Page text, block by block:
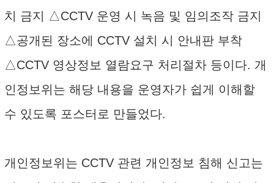
치 금지 △CCTV 운영 시 녹음 및 임의조작 금지
△공개된 장소에 CCTV 설치 시 안내판 부착
△CCTV 영상정보 열람요구 처리절차 등이다. 개
인정보위는 해당 내용을 운영자가 쉽게 이해할
수 있도록 포스터로 만들었다.
개인정보위는 CCTV 관련 개인정보 침해 신고는